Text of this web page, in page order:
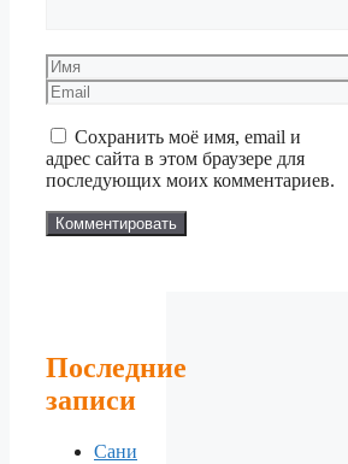
Имя
Email
Сохранить моё имя, email и
адрес сайта в этом браузере для
последующих моих комментариев.
Последние
записи
Сани